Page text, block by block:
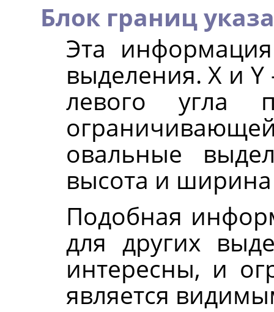
Блок границ
Эта
выделения. X и
левого угла
овальные
высота и ширина
Подобная
для других
интересны, и
является